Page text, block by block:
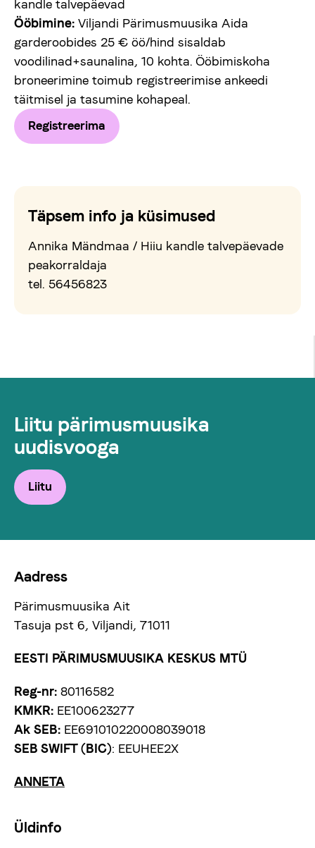
kandle talvepäevad
Ööbimine: Viljandi Pärimusmuusika Aida
garderoobides 25 € öö/hind sisaldab
voodilinad+saunalina, 10 kohta. Ööbimiskoha
broneerimine toimub registreerimise ankeedi
täitmisel ja tasumine kohapeal.
Registreerima
Täpsem info ja küsimused
Annika Mändmaa / Hiiu kandle talvepäevade
peakorraldaja
tel. 56456823
Liitu pärimusmuusika
uudisvooga
Liitu
Aadress
Pärimusmuusika Ait
Tasuja pst 6, Viljandi, 71011
EESTI PÄRIMUSMUUSIKA KESKUS MTÜ
Reg-nr: 80116582
KMKR: EE100623277
Ak SEB: EE691010220008039018
SEB SWIFT (BIC): EEUHEE2X
ANNETA
Üldinfo